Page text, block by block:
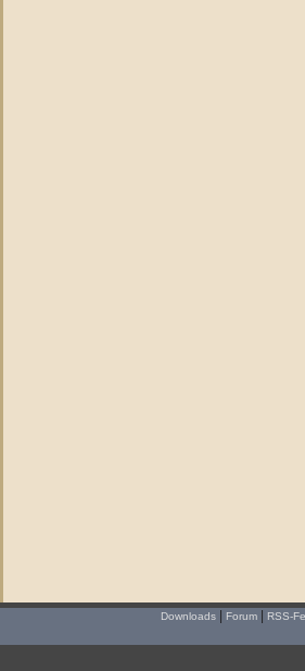
Downloads Forum RSS-